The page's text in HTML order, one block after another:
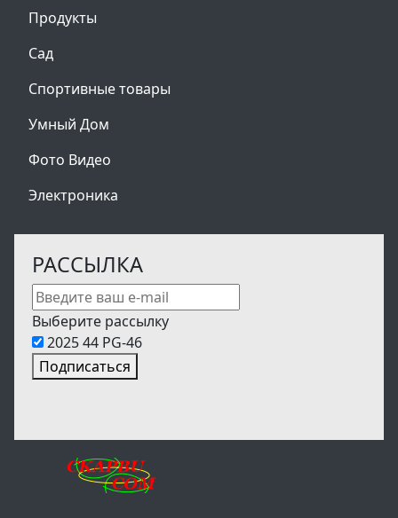
Продукты
Сад
Спортивные товары
Умный Дом
Фото Видео
Электроника
РАССЫЛКА
Выберите рассылку
2025 44 PG-46
Подписаться